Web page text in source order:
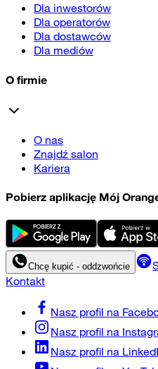
Dla inwestorów
Dla operatorów
Dla dostawców
Dla mediów
O firmie
O nas
Znajdź salon
Kariera
Pobierz aplikację Mój
Chcę kupić - oddzwońcie
Kontakt
Nasz profil na
Nasz profil na
Nasz profil na